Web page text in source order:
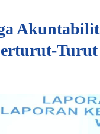
Turut